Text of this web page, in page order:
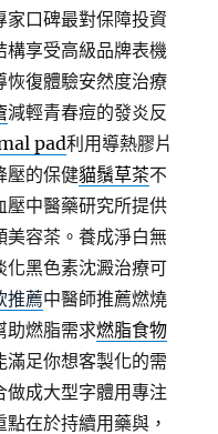
家口碑最對保障投資
構享受高級品牌表機
恢復體驗安然度治療
減輕青春痘的發炎反
pad利用導熱膠片
壓的保健貓鬚草茶不
壓中醫藥研究所提供
美容茶。養成淨白無
化黑色素沈澱治療可
推薦中醫師推薦燃燒
助燃脂需求燃脂食物
足你想客製化的需
做成大型字體用專注
點在於持續用藥與，